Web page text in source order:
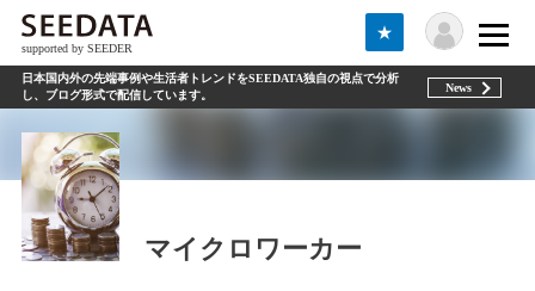
supported by SEEDER
★
日本国内外の先端事例や生活者トレンドをSEEDATA独自の視点で分析
し、ブログ形式で配信しています。
News
マイクロワーカー